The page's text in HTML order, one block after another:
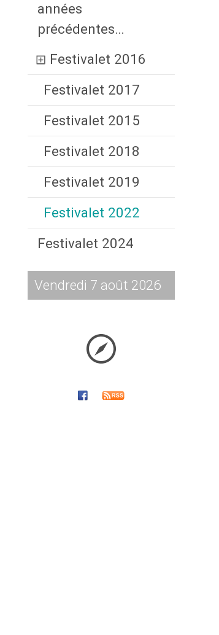
années
précédentes…
Festivalet 2016
Festivalet 2017
Festivalet 2015
Festivalet 2018
Festivalet 2019
Festivalet 2022
Festivalet 2024
Vendredi 7 août 2026